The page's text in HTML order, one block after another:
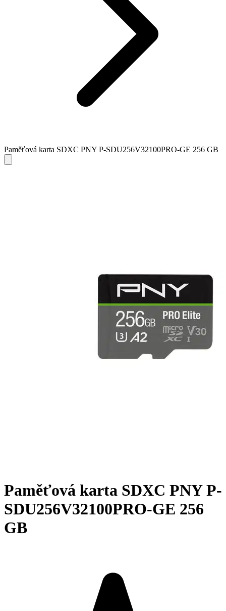
Paměťová karta SDXC PNY P-SDU256V32100PRO-GE 256 GB
Paměťová karta SDXC PNY P-
SDU256V32100PRO-GE 256
GB